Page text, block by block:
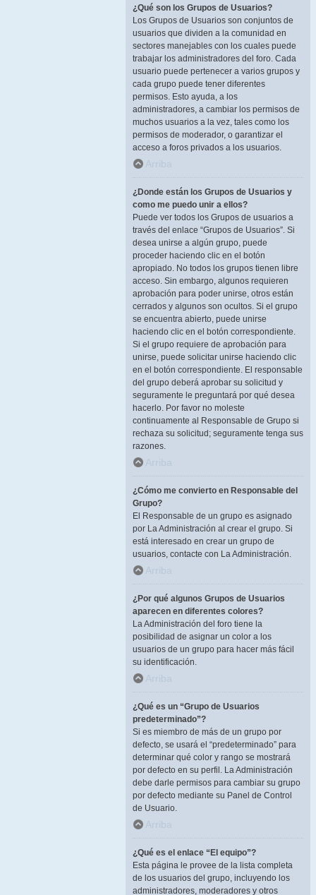
¿Qué son los Grupos de Usuarios?
Los Grupos de Usuarios son conjuntos de
usuarios que dividen a la comunidad en
sectores manejables con los cuales puede
trabajar los administradores del foro. Cada
usuario puede pertenecer a varios grupos y
cada grupo puede tener diferentes
permisos. Esto ayuda, a los
administradores, a cambiar los permisos de
muchos usuarios a la vez, tales como los
permisos de moderador, o garantizar el
acceso a foros privados a los usuarios.
Arriba
¿Donde están los Grupos de Usuarios y
como me puedo unir a ellos?
Puede ver todos los Grupos de usuarios a
través del enlace “Grupos de Usuarios”. Si
desea unirse a algún grupo, puede
proceder haciendo clic en el botón
apropiado. No todos los grupos tienen libre
acceso. Sin embargo, algunos requieren
aprobación para poder unirse, otros están
cerrados y algunos son ocultos. Si el grupo
se encuentra abierto, puede unirse
haciendo clic en el botón correspondiente.
Si el grupo requiere de aprobación para
unirse, puede solicitar unirse haciendo clic
en el botón correspondiente. El responsable
del grupo deberá aprobar su solicitud y
seguramente le preguntará por qué desea
hacerlo. Por favor no moleste
continuamente al Responsable de Grupo si
rechaza su solicitud; seguramente tenga sus
razones.
Arriba
¿Cómo me convierto en Responsable del
Grupo?
El Responsable de un grupo es asignado
por La Administración al crear el grupo. Si
está interesado en crear un grupo de
usuarios, contacte con La Administración.
Arriba
¿Por qué algunos Grupos de Usuarios
aparecen en diferentes colores?
La Administración del foro tiene la
posibilidad de asignar un color a los
usuarios de un grupo para hacer más fácil
su identificación.
Arriba
¿Qué es un “Grupo de Usuarios
predeterminado”?
Si es miembro de más de un grupo por
defecto, se usará el “predeterminado” para
determinar qué color y rango se mostrará
por defecto en su perfil. La Administración
debe darle permisos para cambiar su grupo
por defecto mediante su Panel de Control
de Usuario.
Arriba
¿Qué es el enlace “El equipo”?
Esta página le provee de la lista completa
de los usuarios del grupo, incluyendo los
administradores, moderadores y otros